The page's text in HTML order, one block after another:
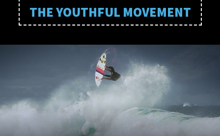
THE YOUTHFUL MOVEMENT